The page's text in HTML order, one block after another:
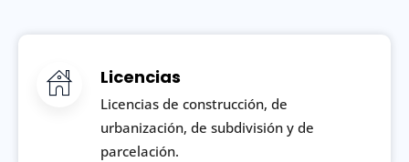
Licencias
Licencias de construcción, de
urbanización, de subdivisión y de
parcelación.